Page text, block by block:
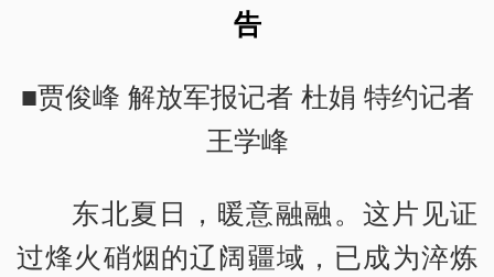
告
■贾俊峰 解放军报记者 杜娟 特约记者
王学峰
东北夏日，暖意融融。这片见证
过烽火硝烟的辽阔疆域，已成为淬炼